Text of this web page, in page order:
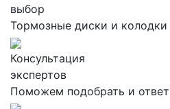
выбор
Тормозные диски и
Консультация
экспертов
Поможем подобрать и